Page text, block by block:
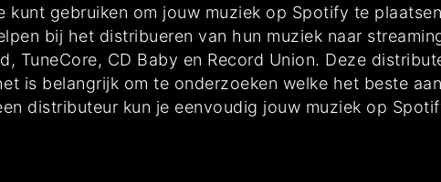
gebruiken om jouw muziek op Spotify te
bij het distribueren van hun muziek naar
TuneCore, CD Baby en Record Union. Deze
is belangrijk om te onderzoeken welke het beste
distributeur kun je eenvoudig jouw muziek op